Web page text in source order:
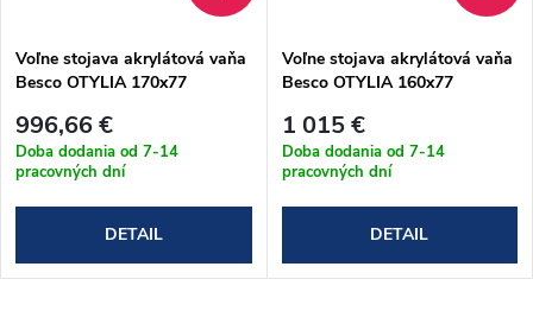
Voľne stojava akrylátová vaňa
Besco OTYLIA 170x77
170W+CH)
996,66 €
Doba dodania od 7-14
pracovných dní
DETAIL
Voľne stojava akrylátová vaňa
Besco OTYLIA 160x77
160W+CH)
1 015 €
Doba dodania od 7-14
pracovných dní
DETAIL